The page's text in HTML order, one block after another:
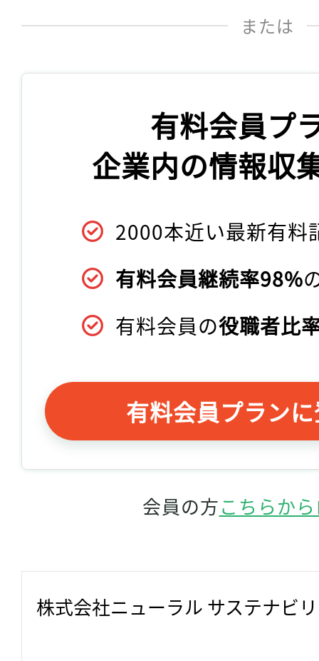
または
有料会員プ
企業内の情報収
2000本近い最新有料
有料会員継続率98%
有料会員の役職者比
有料会員プラン
会員の方こちらか
株式会社ニューラル サステナビ